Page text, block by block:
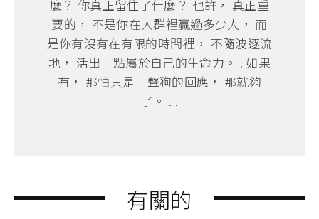
麼？ 你真正留住了什麼？ 也許， 真正重
要的， 不是你在人群裡贏過多少人， 而
是你有沒有在有限的時間裡， 不隨波逐流
地， 活出一點屬於自己的生命力。 . 如果
有， 那怕只是一聲狗的回應， 那就夠
了。 . .
有關的